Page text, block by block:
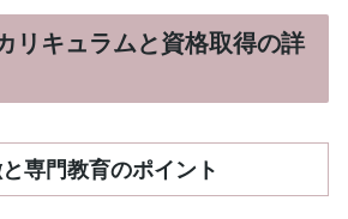
リキュラムと資格取得の詳
専門教育のポイント